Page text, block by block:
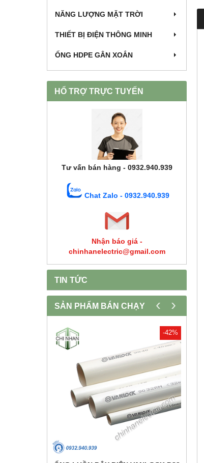
NĂNG LƯỢNG MẶT TRỜI
THIẾT BỊ ĐIỆN THÔNG MINH
ỐNG HDPE GÂN XOẮN
HỔ TRỢ TRỰC TUYẾN
Tư vấn bán hàng - 0932.940.939
Chat Zalo - 0932.940.939
Nhận báo giá -
chinhanelectric@gmail.com
TIN TỨC
SẢN PHẨM BÁN CHẠY
-42%
‹ ›